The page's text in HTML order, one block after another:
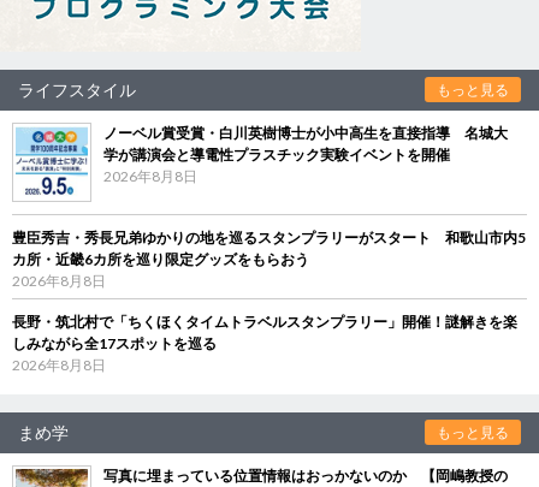
ライフスタイル もっと見る
ノーベル賞受賞・白川英樹博士が小中高生を直接指導 名城大
学が講演会と導電性プラスチック実験イベントを開催
2026年8月8日
豊臣秀吉・秀長兄弟ゆかりの地を巡るスタンプラリーがスタート 和歌山市内5
カ所・近畿6カ所を巡り限定グッズをもらおう
2026年8月8日
長野・筑北村で「ちくほくタイムトラベルスタンプラリー」開催！謎解きを楽
しみながら全17スポットを巡る
2026年8月8日
まめ学 もっと見る
写真に埋まっている位置情報はおっかないのか 【岡嶋教授の